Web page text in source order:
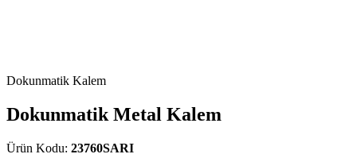
Dokunmatik Kalem
Dokunmatik Metal Kalem
Ürün Kodu: 23760SARI